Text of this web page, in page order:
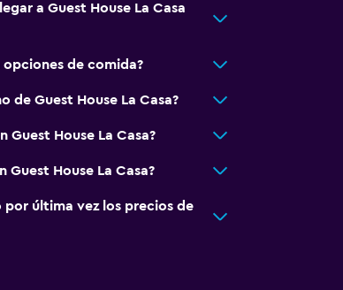
a Guest House La Casa
opciones de comida?
de Guest House La Casa?
Guest House La Casa?
Guest House La Casa?
última vez los precios de